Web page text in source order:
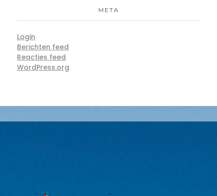
META
Login
Berichten feed
Reacties feed
WordPress.org